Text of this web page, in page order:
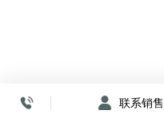
联系销售